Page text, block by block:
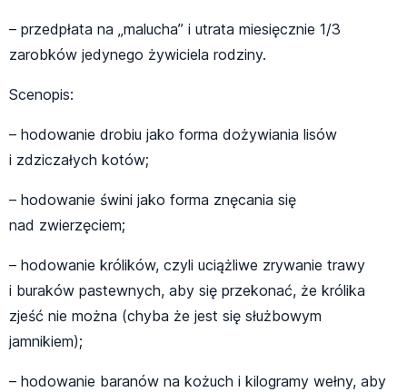
– przedpłata na „malucha” i utrata miesięcznie 1/3
zarobków jedynego żywiciela rodziny.
Scenopis:
– hodowanie drobiu jako forma dożywiania lisów
i zdziczałych kotów;
– hodowanie świni jako forma znęcania się
nad zwierzęciem;
– hodowanie królików, czyli uciążliwe zrywanie trawy
i buraków pastewnych, aby się przekonać, że królika
zjeść nie można (chyba że jest się służbowym
jamnikiem);
– hodowanie baranów na kożuch i kilogramy wełny, aby